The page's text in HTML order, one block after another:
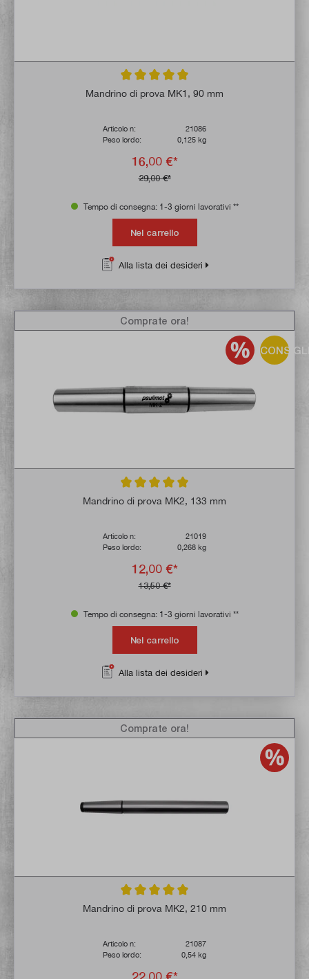
Valutazione media di 5 su 5 stelle
Mandrino di prova MK1, 90 mm
Articolo n:
21086
Peso lordo:
0,125 kg
16,00 €*
29,00 €*
Tempo di consegna: 1-3 giorni lavorativi **
Nel carrello
Alla lista dei desideri
Valutazione media di 5 su 5 stelle
Mandrino di prova MK2, 133 mm
Articolo n:
21019
Peso lordo:
0,268 kg
12,00 €*
13,50 €*
Comprate ora!
Tempo di consegna: 1-3 giorni lavorativi **
Nel carrello
Alla lista dei desideri
Valutazione media di 5 su 5 stelle
Mandrino di prova MK2, 210 mm
Articolo n:
21087
Peso lordo:
0,54 kg
Comprate ora!